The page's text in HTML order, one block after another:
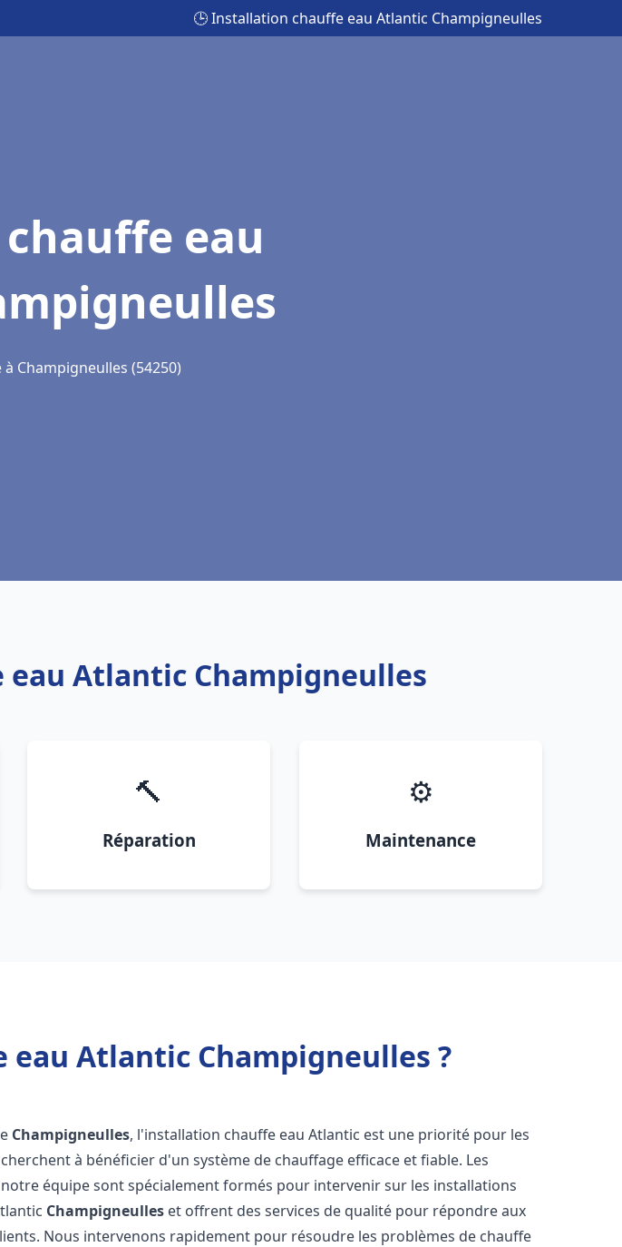
🕒 Installation chauffe eau Atlantic Champigneulles
eau
Champigneulles (54250)
Atlantic Champigneulles
🔨
Réparation
⚙️
Maintenance
Atlantic Champigneulles ?
Champigneulles, l'installation chauffe eau Atlantic est une priorité pour les
à bénéficier d'un système de chauffage efficace et fiable. Les
équipe sont spécialement formés pour intervenir sur les installations
Champigneulles et offrent des services de qualité pour répondre aux
Nous intervenons rapidement pour résoudre les problèmes de chauffe